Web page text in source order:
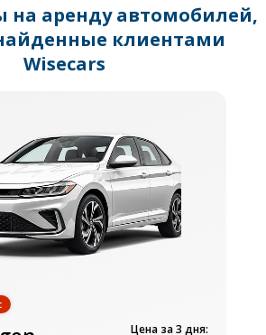
аренду автомобилей,
клиентами
Wisecars
Цена за 3 дня: